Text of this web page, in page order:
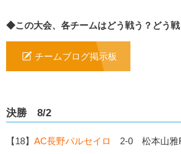
◆この大会、各チームはどう戦う？どう戦
チームブログ掲示板
決勝 8/2
【18】 AC長野パルセイロ
2-0 松本山雅